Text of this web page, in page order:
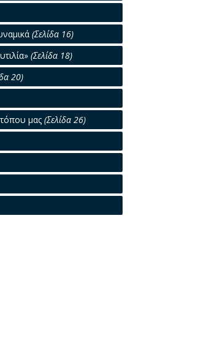
(Σελίδα 16)
(Σελίδα 18)
20)
μας (Σελίδα 26)